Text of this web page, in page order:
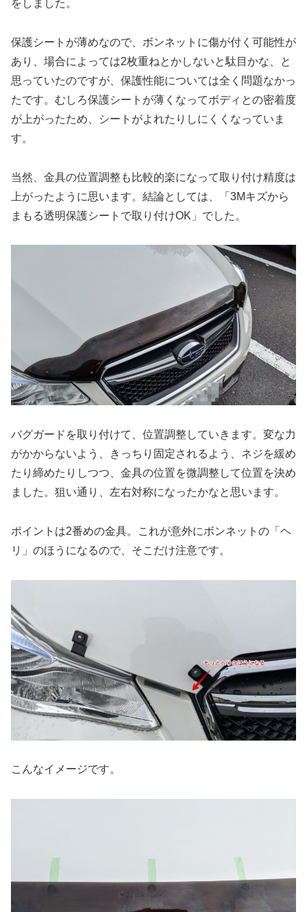
をしました。
保護シートが薄めなので、ボンネットに傷が付く可能性が
あり、場合によっては2枚重ねとかしないと駄目かな、と
思っていたのですが、保護性能については全く問題なかっ
たです。むしろ保護シートが薄くなってボディとの密着度
が上がったため、シートがよれたりしにくくなっていま
す。
当然、金具の位置調整も比較的楽になって取り付け精度は
上がったように思います。結論としては、「3Mキズから
まもる透明保護シートで取り付けOK」でした。
バグガードを取り付けて、位置調整していきます。変な力
がかからないよう、きっちり固定されるよう、ネジを緩め
たり締めたりしつつ、金具の位置を微調整して位置を決め
ました。狙い通り、左右対称になったかなと思います。
ポイントは2番めの金具。これが意外にボンネットの「ヘ
リ」のほうになるので、そこだけ注意です。
こんなイメージです。